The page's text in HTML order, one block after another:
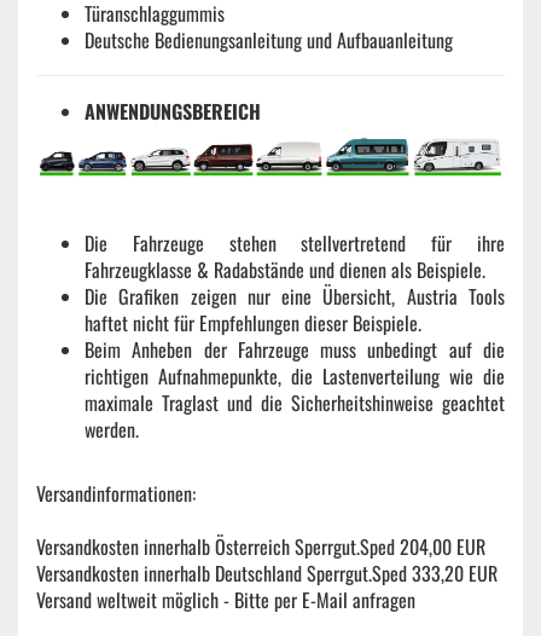
Türanschlaggummis
Deutsche Bedienungsanleitung und Aufbauanleitung
ANWENDUNGSBEREICH
Die Fahrzeuge stehen stellvertretend für ihre
Fahrzeugklasse & Radabstände und dienen als Beispiele.
Die Grafiken zeigen nur eine Übersicht, Austria Tools
haftet nicht für Empfehlungen dieser Beispiele.
Beim Anheben der Fahrzeuge muss unbedingt auf die
richtigen Aufnahmepunkte, die Lastenverteilung wie die
maximale Traglast und die Sicherheitshinweise geachtet
werden.
Versandinformationen:
Versandkosten innerhalb Österreich Sperrgut.Sped 204,00 EUR
Versandkosten innerhalb Deutschland Sperrgut.Sped 333,20 EUR
Versand weltweit möglich - Bitte per E-Mail anfragen